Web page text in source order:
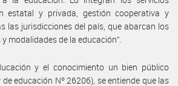
estatal y privada, gestión cooperativa y
las jurisdicciones del país, que abarcan los
modalidades de la educación”.
y el conocimiento un bien público
educación Nº 26206), se entiende que las